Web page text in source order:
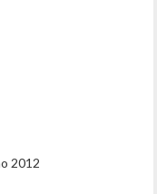
2012